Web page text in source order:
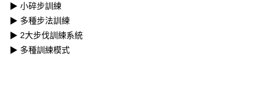
便利好安心！
１．簡單：不需註冊會員、不需綁卡、不需儲值。
２．便利：只要手機號碼，簡訊認證，即可結帳。
３．安心：先確認商品／服務後，再付款。
▶︎ 小碎步訓練
▶︎ 多種步法訓練
▶︎ 2大步伐訓練系統
▶︎ 多種訓練模式